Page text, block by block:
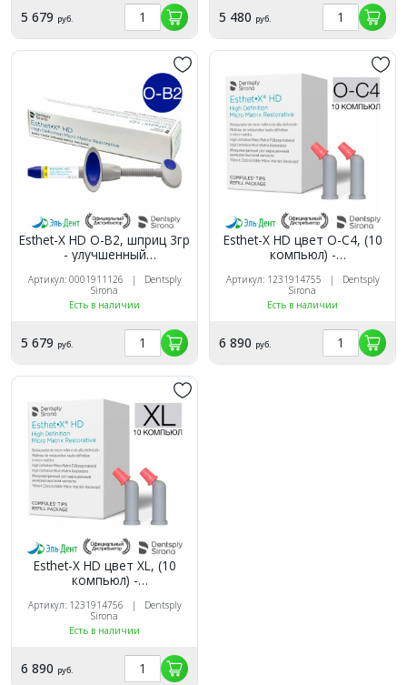
5 679 руб. 5 480 руб.
Esthet-X HD О-В2, шприц 3гр
- улучшенный
композит, Dentsply
Артикул: 0001911126 | Dentsply
Sirona
Есть в наличии
5 679 руб.
Esthet-X HD цвет O-C4, (10
компьюл) -
композит, Dentsply
Артикул: 1231914755 | Dentsply
Sirona
Есть в наличии
6 890 руб.
Esthet-X HD цвет XL, (10
компьюл) -
композит, Dentsply
Артикул: 1231914756 | Dentsply
Sirona
Есть в наличии
6 890 руб.